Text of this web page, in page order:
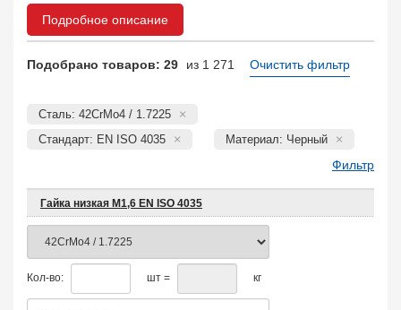
Подробное описание
Подобрано товаров: 29 из 1 271 Очистить фильтр
Сталь: 42CrMo4 / 1.7225
Стандарт: EN ISO 4035
Материал: Черный
Фильтр
Гайка низкая М1,6 EN ISO 4035
Кол-во: шт = кг